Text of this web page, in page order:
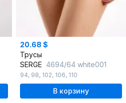
20.68 $
Трусы
SERGE 4694/64 white001
94, 98, 102, 106, 110
В корзину